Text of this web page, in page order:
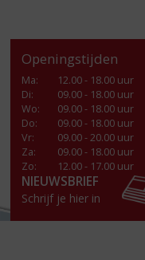
Openingstijden
Ma:
12.00 - 18.00 uur
Di:
09.00 - 18.00 uur
Wo:
09.00 - 18.00 uur
Do:
09.00 - 18.00 uur
Vr:
09.00 - 20.00 uur
Za:
09.00 - 18.00 uur
Zo:
12.00 - 17.00 uur
NIEUWSBRIEF
Schrijf je hier in